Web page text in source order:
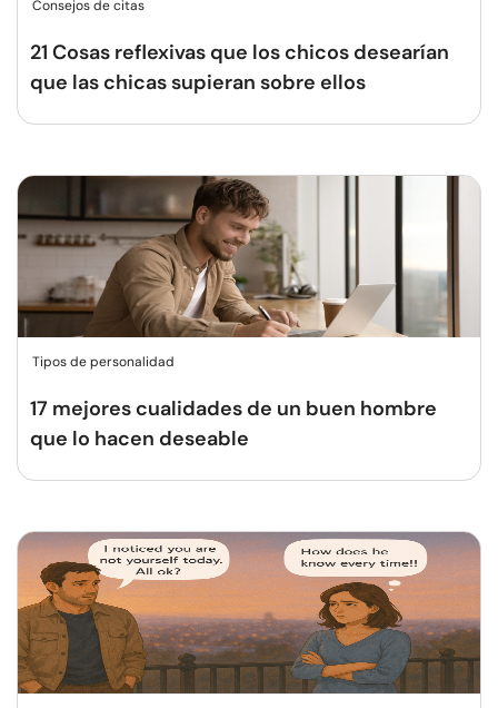
Consejos de citas
21 Cosas reflexivas que los chicos desearían
que las chicas supieran sobre ellos
Tipos de personalidad
17 mejores cualidades de un buen hombre
que lo hacen deseable